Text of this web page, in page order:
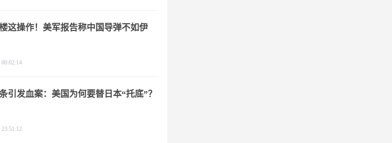
这操作！美军报告称中国导弹不如伊
引发血案：美国为何要替日本“托底”？